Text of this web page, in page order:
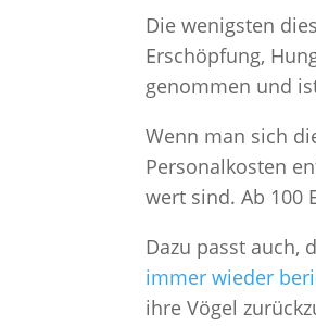
Die wenigsten
Erschöpfung,
genommen und
Wenn man sich
Personalkosten
wert sind. Ab 100
Dazu passt auch,
immer wieder
ihre Vögel